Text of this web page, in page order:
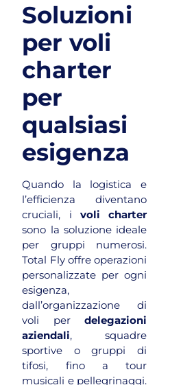
Soluzioni
per voli
charter
per
qualsiasi
esigenza
Quando la logistica e
l’efficienza diventano
cruciali, i voli charter
sono la soluzione ideale
per gruppi numerosi.
Total Fly offre operazioni
personalizzate per ogni
esigenza,
dall’organizzazione di
voli per delegazioni
aziendali, squadre
sportive o gruppi di
tifosi, fino a tour
musicali e pellegrinaggi.